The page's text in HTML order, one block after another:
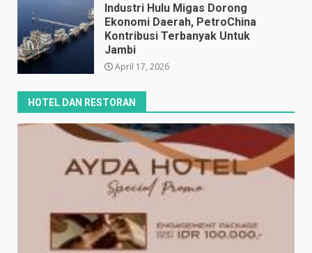
Industri Hulu Migas Dorong
Ekonomi Daerah, PetroChina
Kontribusi Terbanyak Untuk
Jambi
April 17, 2026
HOTEL DAN RESTORAN